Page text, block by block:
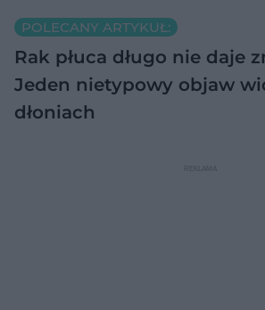
POLECANY ARTYKUŁ:
Rak płuca długo nie daje
Jeden nietypowy objaw
dłoniach